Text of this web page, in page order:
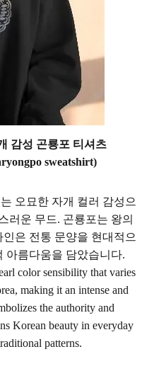
감성 곤룡포 티셔츠
sweatshirt)
오묘한 자개 컬러 감성으
러운 무드. 곤룡포는 왕의
은 전통 문양을 현대적으
아름다움을 담았습니다.
color sensibility that varies
making it an intense and
the authority and
Korean beauty in everyday
patterns.